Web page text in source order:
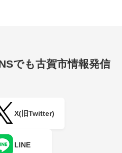
でも古賀市情報発信
X(旧Twitter)
LINE